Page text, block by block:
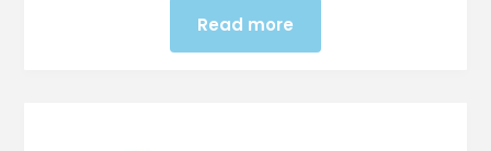
Read more